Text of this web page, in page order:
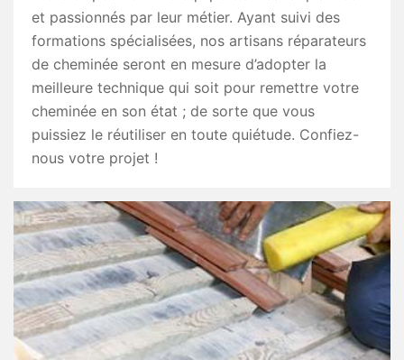
et passionnés par leur métier. Ayant suivi des
formations spécialisées, nos artisans réparateurs
de cheminée seront en mesure d’adopter la
meilleure technique qui soit pour remettre votre
cheminée en son état ; de sorte que vous
puissiez le réutiliser en toute quiétude. Confiez-
nous votre projet !